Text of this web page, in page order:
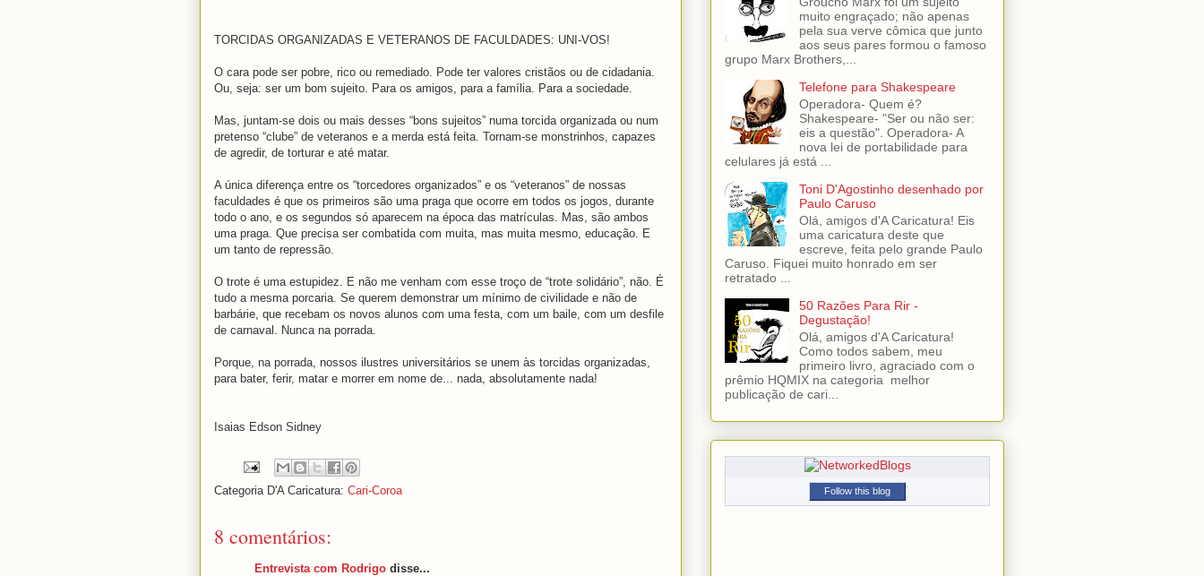
TORCIDAS ORGANIZADAS E VETERANOS DE FACULDADES: UNI-VOS!
O cara pode ser pobre, rico ou remediado. Pode ter valores cristãos ou de cidadania.
Ou, seja: ser um bom sujeito. Para os amigos, para a família. Para a sociedade.
Mas, juntam-se dois ou mais desses “bons sujeitos” numa torcida organizada ou num
pretenso “clube” de veteranos e a merda está feita. Tornam-se monstrinhos, capazes
de agredir, de torturar e até matar.
A única diferença entre os “torcedores organizados” e os “veteranos” de nossas
faculdades é que os primeiros são uma praga que ocorre em todos os jogos, durante
todo o ano, e os segundos só aparecem na época das matrículas. Mas, são ambos
uma praga. Que precisa ser combatida com muita, mas muita mesmo, educação. E
um tanto de repressão.
O trote é uma estupidez. E não me venham com esse troço de “trote solidário”, não. É
tudo a mesma porcaria. Se querem demonstrar um mínimo de civilidade e não de
barbárie, que recebam os novos alunos com uma festa, com um baile, com um desfile
de carnaval. Nunca na porrada.
Porque, na porrada, nossos ilustres universitários se unem às torcidas organizadas,
para bater, ferir, matar e morrer em nome de... nada, absolutamente nada!
Isaias Edson Sidney
Categoria D'A Caricatura: Cari-Coroa
8 comentários:
Entrevista com Rodrigo disse...
muito engraçado; não apenas
pela sua verve cômica que junto
aos seus pares formou o famoso
grupo Marx Brothers,...
Telefone para Shakespeare
Operadora- Quem é?
Shakespeare- "Ser ou não ser:
eis a questão". Operadora- A
nova lei de portabilidade para
celulares já está ...
Toni D'Agostinho desenhado por
Paulo Caruso
Olá, amigos d'A Caricatura! Eis
uma caricatura deste que
escreve, feita pelo grande Paulo
Caruso. Fiquei muito honrado em ser
retratado ...
50 Razões Para Rir -
Degustação!
Olá, amigos d'A Caricatura!
Como todos sabem, meu
primeiro livro, agraciado com o
prêmio HQMIX na categoria melhor
publicação de cari...
Follow this blog